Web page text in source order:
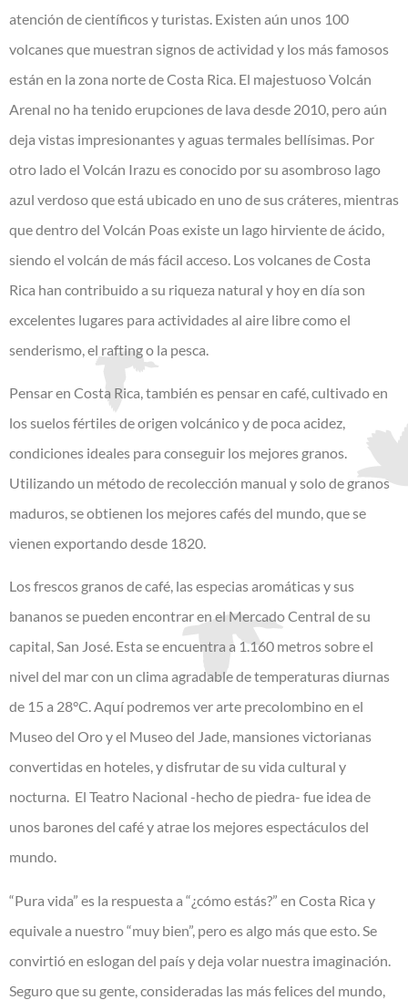
atención de científicos y turistas. Existen aún unos 100
volcanes que muestran signos de actividad y los más famosos
están en la zona norte de Costa Rica. El majestuoso Volcán
Arenal no ha tenido erupciones de lava desde 2010, pero aún
deja vistas impresionantes y aguas termales bellísimas. Por
otro lado el Volcán Irazu es conocido por su asombroso lago
azul verdoso que está ubicado en uno de sus cráteres, mientras
que dentro del Volcán Poas existe un lago hirviente de ácido,
siendo el volcán de más fácil acceso. Los volcanes de Costa
Rica han contribuido a su riqueza natural y hoy en día son
excelentes lugares para actividades al aire libre como el
senderismo, el rafting o la pesca.
Pensar en Costa Rica, también es pensar en café, cultivado en
los suelos fértiles de origen volcánico y de poca acidez,
condiciones ideales para conseguir los mejores granos.
Utilizando un método de recolección manual y solo de granos
maduros, se obtienen los mejores cafés del mundo, que se
vienen exportando desde 1820.
Los frescos granos de café, las especias aromáticas y sus
bananos se pueden encontrar en el Mercado Central de su
capital, San José. Esta se encuentra a 1.160 metros sobre el
nivel del mar con un clima agradable de temperaturas diurnas
de 15 a 28°C. Aquí podremos ver arte precolombino en el
Museo del Oro y el Museo del Jade, mansiones victorianas
convertidas en hoteles, y disfrutar de su vida cultural y
nocturna. El Teatro Nacional -hecho de piedra- fue idea de
unos barones del café y atrae los mejores espectáculos del
mundo.
“Pura vida” es la respuesta a “¿cómo estás?” en Costa Rica y
equivale a nuestro “muy bien”, pero es algo más que esto. Se
convirtió en eslogan del país y deja volar nuestra imaginación.
Seguro que su gente, consideradas las más felices del mundo,